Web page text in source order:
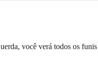
você verá todos os funis